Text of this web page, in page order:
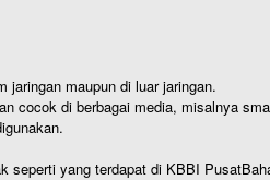
jaringan maupun di luar jaringan.
cocok di berbagai media, misalnya
seperti yang terdapat di KBBI